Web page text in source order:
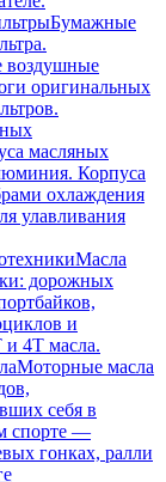
Бумажные
воздушные
оригинальных
масляных
Корпуса
охлаждения
улавливания
Масла
дорожных
и
и 4T масла.
Моторные масла
себя в
спорте —
гонках, ралли